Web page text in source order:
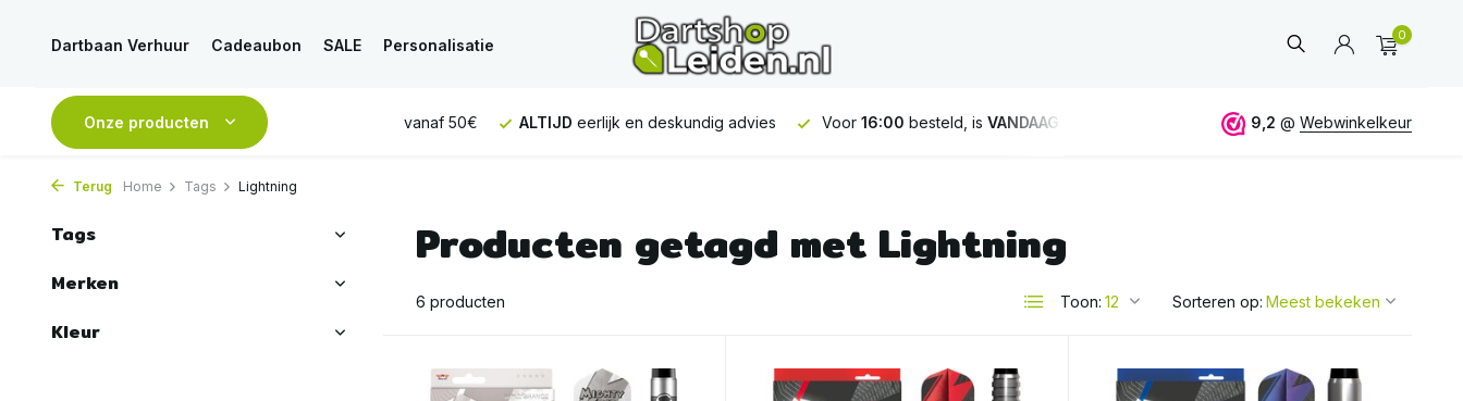
Dartbaan Verhuur Cadeaubon SALE Personalisatie
0
Onze producten
is VANDAAGverstuurd GRATIS verzending vanaf 50€ ALTIJD eerlijk en deskundig advies Voor 16:00 besteld, is VANDAAG GRATISverzending vanaf 50€
9,2 @ Webwinkelkeur
Terug Home Tags Lightning
Tags
Merken
Kleur
Producten getagd met Lightning
6 producten Toon: Sorteren op: